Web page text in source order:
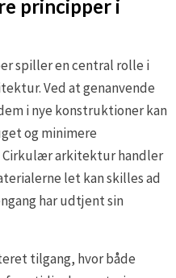
principper i
spiller en central rolle i
Ved at genanvende
i nye konstruktioner kan
og minimere
arkitektur handler
let kan skilles ad
har udtjent sin
tilgang, hvor både